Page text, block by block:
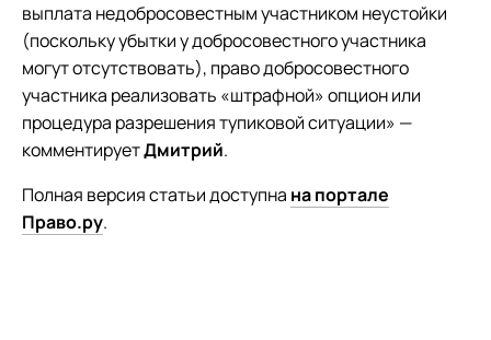
выплата недобросовестным участником неустойки
(поскольку убытки у добросовестного участника
могут отсутствовать), право добросовестного
участника реализовать «штрафной» опцион или
процедура разрешения тупиковой ситуации» —
комментируетДмитрий.
Полная версия статьи доступна на портале
Право.ру.